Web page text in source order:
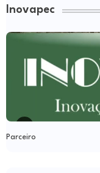
Inovapec
Parceiro